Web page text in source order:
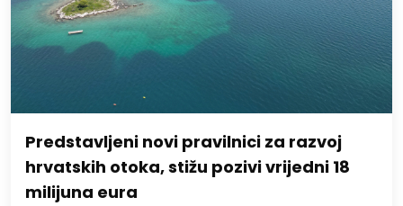
Predstavljeni novi pravilnici za razvoj
hrvatskih otoka, stižu pozivi vrijedni 18
milijuna eura